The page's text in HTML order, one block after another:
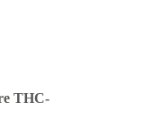
THC-